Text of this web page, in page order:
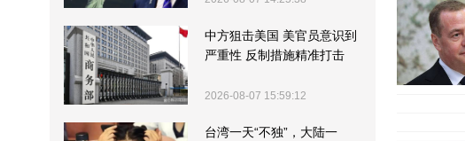
中方狙击美国 美官员意识到
严重性 反制措施精准打击
2026-08-07 15:59:12
台湾一天“不独”，大陆一